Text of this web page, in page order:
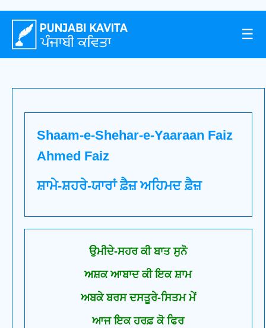
☰
Shaam-e-Shehar-e-Yaaraan Faiz
Ahmed Faiz
ਸ਼ਾਮੇ-ਸ਼ਹਰੇ-ਯਾਰਾਂ ਫ਼ੈਜ਼ ਅਹਿਮਦ ਫ਼ੈਜ਼
ਉਮੀਦੇ-ਸਹਰ ਕੀ ਬਾਤ ਸੁਨੋ
ਅਸ਼ਕ ਆਬਾਦ ਕੀ ਇਕ ਸ਼ਾਮ
ਅਬਕੇ ਬਰਸ ਦਸਤੂਰੇ-ਸਿਤਮ ਮੇਂ
ਆਜ ਇਕ ਹਰਫ਼ ਕੋ ਫਿਰ